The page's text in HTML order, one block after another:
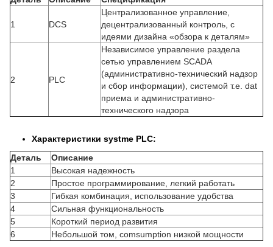
1 DCS
Централизованное управление,
децентрализованный контроль, с
идеями дизайна «обзора к деталям»
2 PLC
Независимое управление раздела
сетью управлением SCADA
(административно-технический надзор
и сбор информации), системой т.е. dat
приема и административно-
технического надзора
Характеристики systme PLC:
Деталь
Описание
1
Высокая надежность
2
Простое программирование, легкий работать
3
Гибкая комбинация, использование удобства
4
Сильная функциональность
5
Короткий период развития
6
Небольшой том, comsumption низкой мощности